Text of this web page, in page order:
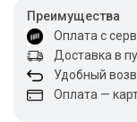
Преимущества
Оплата с
Доставка в
Удобный
Оплата —